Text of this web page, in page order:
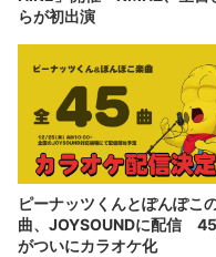
らが初出演
ピーナッツくんとぽんぽこ
曲、JOYSOUNDに配信
がついにカラオケ化